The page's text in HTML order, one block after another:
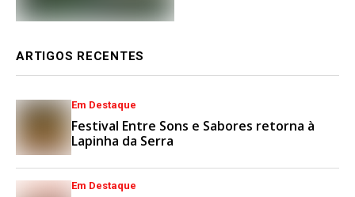
ARTIGOS RECENTES
Em Destaque
Festival Entre Sons e Sabores retorna à
Lapinha da Serra
Em Destaque